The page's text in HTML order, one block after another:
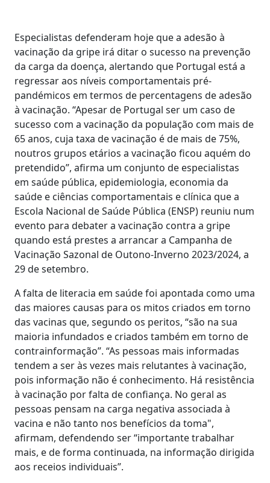
Especialistas defenderam hoje que a adesão à
vacinação da gripe irá ditar o sucesso na prevenção
da carga da doença, alertando que Portugal está a
regressar aos níveis comportamentais pré-
pandémicos em termos de percentagens de adesão
à vacinação. “Apesar de Portugal ser um caso de
sucesso com a vacinação da população com mais de
65 anos, cuja taxa de vacinação é de mais de 75%,
noutros grupos etários a vacinação ficou aquém do
pretendido”, afirma um conjunto de especialistas
em saúde pública, epidemiologia, economia da
saúde e ciências comportamentais e clínica que a
Escola Nacional de Saúde Pública (ENSP) reuniu num
evento para debater a vacinação contra a gripe
quando está prestes a arrancar a Campanha de
Vacinação Sazonal de Outono-Inverno 2023/2024, a
29 de setembro.
A falta de literacia em saúde foi apontada como uma
das maiores causas para os mitos criados em torno
das vacinas que, segundo os peritos, “são na sua
maioria infundados e criados também em torno de
contrainformação”. “As pessoas mais informadas
tendem a ser às vezes mais relutantes à vacinação,
pois informação não é conhecimento. Há resistência
à vacinação por falta de confiança. No geral as
pessoas pensam na carga negativa associada à
vacina e não tanto nos benefícios da toma",
afirmam, defendendo ser “importante trabalhar
mais, e de forma continuada, na informação dirigida
aos receios individuais”.